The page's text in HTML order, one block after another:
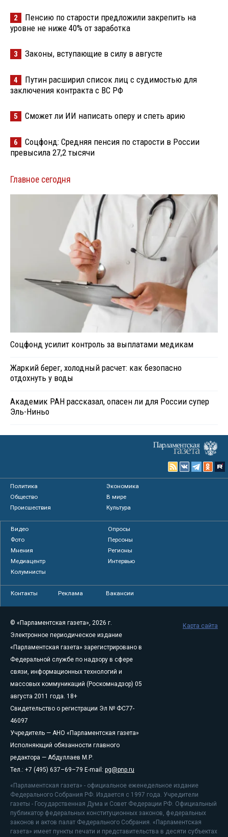
2
Пенсию по старости предложили закрепить на
уровне не ниже 40% от заработка
3 Законы, вступающие в силу в августе
4
Путин расширил список лиц с судимостью для
заключения контракта с ВС РФ
5 Сможет ли ИИ написать оперу и спеть арию
6
Соцфонд: Средняя пенсия по старости в России
превысила 27,2 тысячи
Главное сегодня
Соцфонд усилит контроль за выплатами медикам
Жаркий берег, холодный расчет: как безопасно
отдохнуть у воды
Академик РАН рассказал, опасен ли для России супер
Эль-Ниньо
Политика
Экономика
Общество
В мире
Происшествия
Культура
Видео
Опросы
Фото
Персоны
Мнения
Регионы
Медиацентр
Интервью
Колумнисты
Контакты Реклама Вакансии
© «Парламентская газета», 2026 г.
Электронное периодическое издание
«Парламентская газета» зарегистрировано в
Федеральной службе по надзору в сфере
связи, информационных технологий и
массовых коммуникаций (Роскомнадзор) 05
августа 2011 года. 18+
Свидетельство о регистрации Эл № ФС77-
46097
Учредитель — АНО «Парламентская газета»
Исполняющий обязанности главного
редактора — Абдуллаев М.Р.
Тел.: +7 (495) 637–69–79 E-mail: pg@pnp.ru
«Парламентская газета» - официальное еженедельное издание
Федерального Собрания РФ. Издается с 1997 года. Учредители
газеты - Государственная Дума и Совет Федерации РФ. Официальный
публикатор федеральных конституционных законов, федеральных
законов и актов палат Федерального Собрания. «Парламентская
газета» имеет пункты печати и представительства в десяти субъектах
Карта сайта